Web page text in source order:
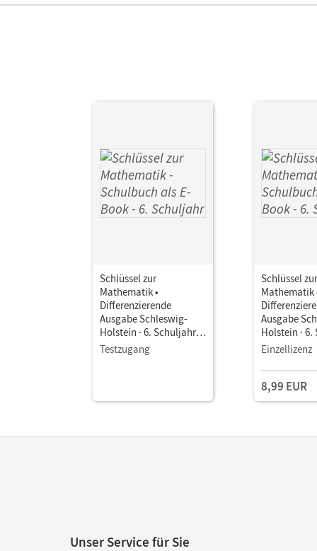
Schlüssel zur
Mathematik •
Differenzierende
Ausgabe Schleswig-
Holstein · 6. Schuljahr •
Schulbuch als E-Book
Testzugang
Schlüssel zur
Mathematik
Ausgabe
Holstein · 6.
Schulbuch
Einzellizenz
8,99 EUR
Unser Service für Sie